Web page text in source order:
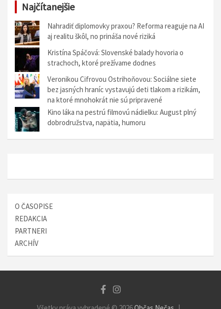
k
Najčítanejšie
Nahradiť diplomovky praxou? Reforma reaguje na AI
aj realitu škôl, no prináša nové riziká
Kristína Spáčová: Slovenské balady hovoria o
strachoch, ktoré prežívame dodnes
Veronikou Cifrovou Ostrihoňovou: Sociálne siete
bez jasných hraníc vystavujú deti tlakom a rizikám,
na ktoré mnohokrát nie sú pripravené
Kino láka na pestrú filmovú nádielku: August plný
dobrodružstva, napätia, humoru
O ČASOPISE
REDAKCIA
PARTNERI
ARCHÍV